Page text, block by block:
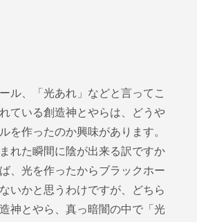
ル、「光あれ」などと言ってこ
ている創造神とやらは、どうや
を作ったのか興味があります。
れた瞬間に陰が出来る訳ですか
、光を作ったからブラックホー
いかと思うわけですが、どちら
神とやら、真っ暗闇の中で「光